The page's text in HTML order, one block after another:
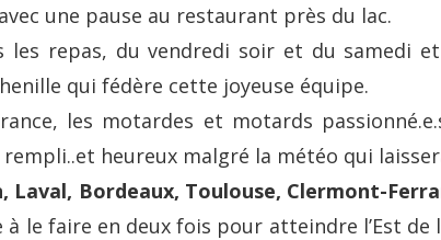
une pause au restaurant près du lac.
repas, du vendredi soir et du samedi
qui fédère cette joyeuse équipe.
les motardes et motards
heureux malgré la météo qui
Laval, Bordeaux, Toulouse, Clermont-
le faire en deux fois pour atteindre l’Est de